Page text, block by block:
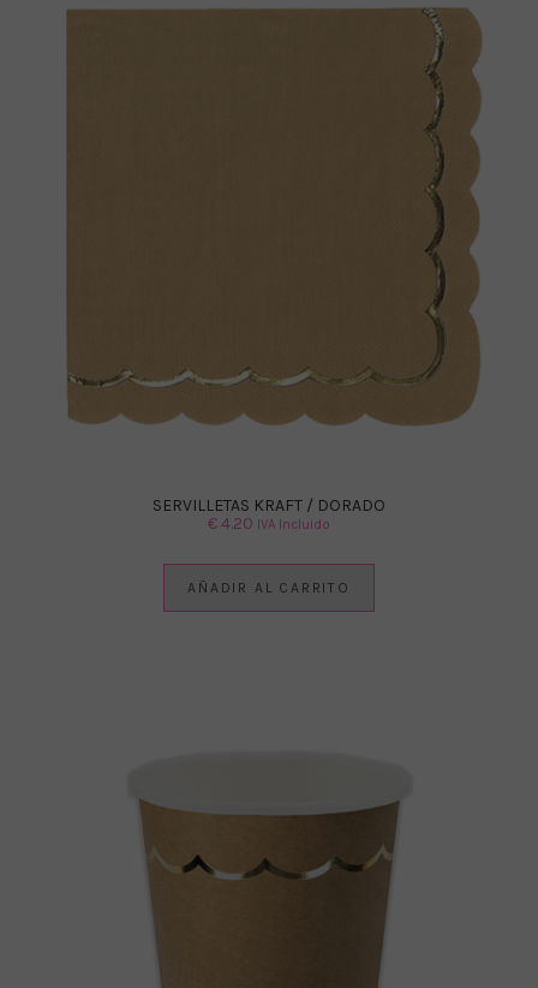
SERVILLETAS KRAFT / DORADO
€4.20 IVA Incluido
AÑADIR AL CARRITO